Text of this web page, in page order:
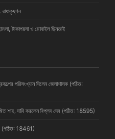
রাধাকৃষ্ণন
টাকাপয়সা ও মোবাইল ছিনতাই
পরিসংখ্যান দিলেন জেলাশাসক (পঠিত:
শাহ, দাবি করলেন বিপ্লব দেব (পঠিত: 18595)
(পঠিত: 18461)